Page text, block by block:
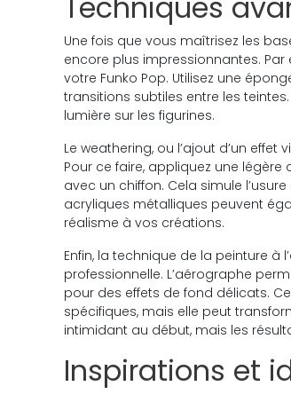
Une fois que vous maîtrisez les
encore plus impressionnantes.
votre Funko Pop. Utilisez une
transitions subtiles entre les
lumière sur les figurines.
Le weathering, ou l’ajout d’un
Pour ce faire, appliquez une légère
avec un chiffon. Cela simule
acryliques métalliques peuvent
réalisme à vos créations.
Enfin, la technique de la peinture
professionnelle. L’aérographe
pour des effets de fond délicats.
spécifiques, mais elle peut
intimidant au début, mais les
Inspirations et